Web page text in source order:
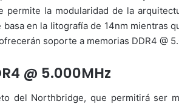
la modularidad de la
en la litografía de 14nm mientras
soporte a memorias DDR4 @
@ 5.000MHz
del Northbridge, que permitirá ser